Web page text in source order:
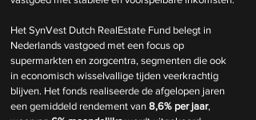
Het SynVest Dutch RealEstate Fund belegt in
Nederlands vastgoed met een focus op
supermarkten en zorgcentra, segmenten die ook
in economisch wisselvallige tijden veerkrachtig
blijven. Het fonds realiseerde de afgelopen jaren
een gemiddeld rendement van 8,6% per jaar,